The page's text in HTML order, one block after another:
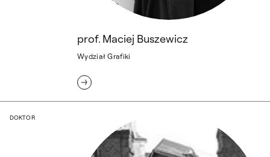
prof. Maciej Buszewicz
Wydział Grafiki
dr Paulina Buźniak
DOKTOR